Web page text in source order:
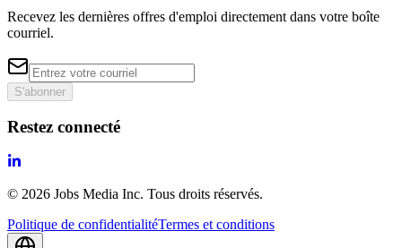
Recevez les dernières offres d'emploi directement dans votre boîte
courriel.
S'abonner
Restez connecté
© 2026 Jobs Media Inc. Tous droits réservés.
Politique de confidentialitéTermes et conditions